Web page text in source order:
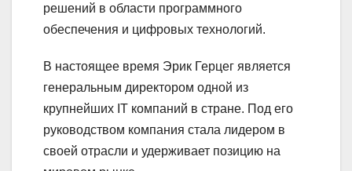
решений в области программного
обеспечения и цифровых технологий.
В настоящее время Эрик Герцег является
генеральным директором одной из
крупнейших IT компаний в стране. Под его
руководством компания стала лидером в
своей отрасли и удерживает позицию на